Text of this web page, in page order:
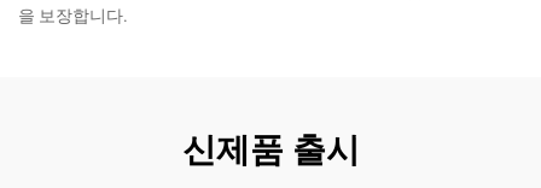
을 보장합니다.
신제품 출시